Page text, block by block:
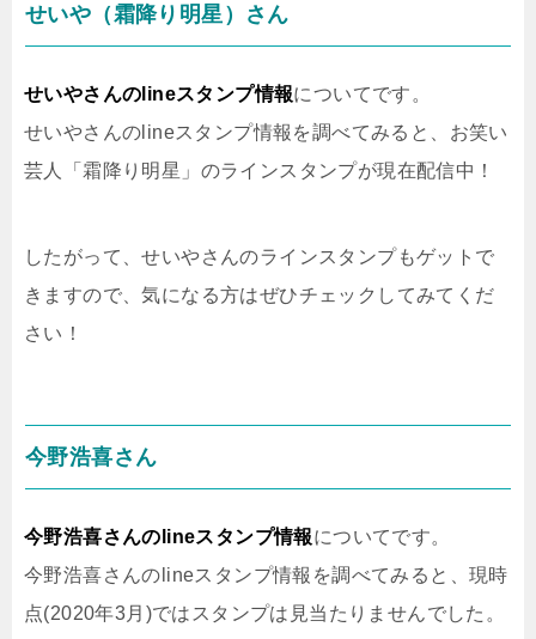
せいや（霜降り明星）さん
せいやさんのlineスタンプ情報についてです。
せいやさんのlineスタンプ情報を調べてみると、お笑い
芸人「霜降り明星」のラインスタンプが現在配信中！
したがって、せいやさんのラインスタンプもゲットで
きますので、気になる方はぜひチェックしてみてくだ
さい！
今野浩喜さん
今野浩喜さんのlineスタンプ情報についてです。
今野浩喜さんのlineスタンプ情報を調べてみると、現時
点(2020年3月)ではスタンプは見当たりませんでした。